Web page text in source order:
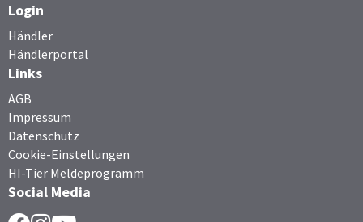
Login
Händler
Händlerportal
Links
AGB
Impressum
Datenschutz
Cookie-Einstellungen
HI-Tier Meldeprogramm
Social Media